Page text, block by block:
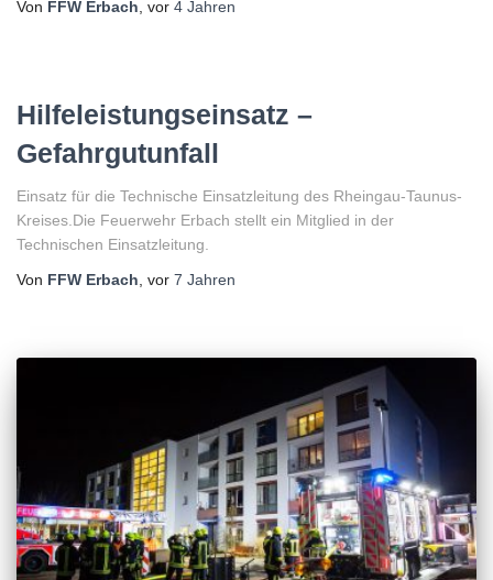
Von FFW Erbach , vor 4 Jahren
Hilfeleistungseinsatz –
Gefahrgutunfall
Einsatz für die Technische Einsatzleitung des Rheingau-Taunus-
Kreises.Die Feuerwehr Erbach stellt ein Mitglied in der
Technischen Einsatzleitung.
Von FFW Erbach , vor 7 Jahren